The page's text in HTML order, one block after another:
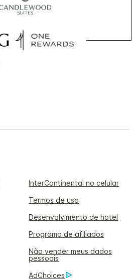
InterContinental no celular
Termos de uso
Desenvolvimento de hotel
Programa de afiliados
Não vender meus dados
pessoais
AdChoices